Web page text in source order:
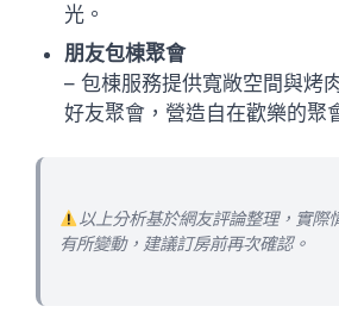
光。
朋友包棟聚會
– 包棟服務提供寬敞空間與烤
好友聚會，營造自在歡樂的聚
以上分析基於網友評論整理，實際
有所變動，建議訂房前再次確認。